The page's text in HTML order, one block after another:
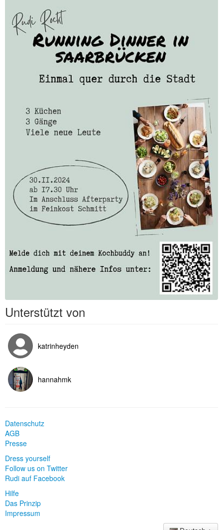
Unterstützt von
katrinheyden
hannahmk
Datenschutz
AGB
Presse
Dress yourself
Follow us on Twitter
Rudi auf Facebook
Hilfe
Das Prinzip
Impressum